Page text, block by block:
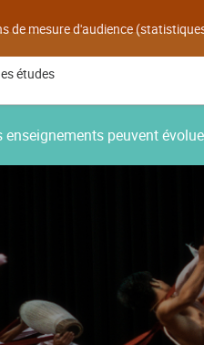
de mesure d'audience
études
peuvent